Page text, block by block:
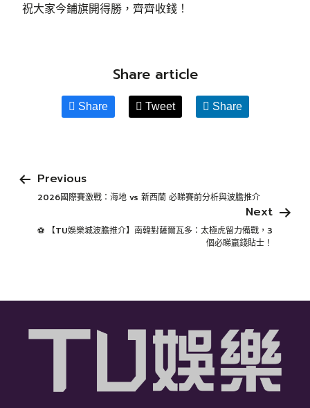
祝大家今鋪旗開得勝，齊齊收錢！
Share article
Share Tweet Share
Previous
2026國際賽激戰：海地 vs 新西蘭 必睇賽前分析與波膽推介
Next
⚽ 【TU娛樂城波膽推介】南韓對薩爾瓦多：太極虎留力備戰，3
個必睇贏錢貼士！